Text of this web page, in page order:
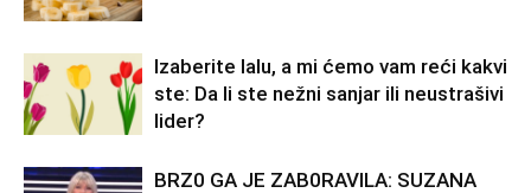
Izaberite lalu, a mi ćemo vam reći kakvi
ste: Da li ste nežni sanjar ili neustrašivi
lider?
BRZ0 GA JE ZAB0RAVlLA: SUZANA